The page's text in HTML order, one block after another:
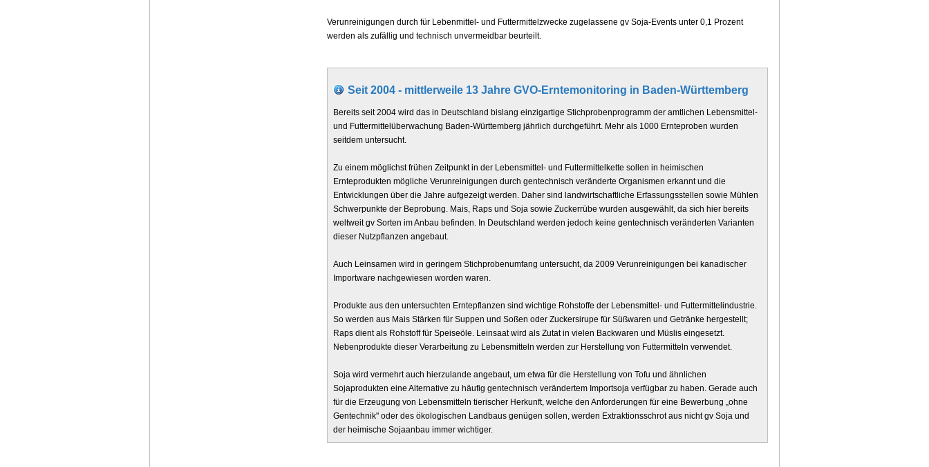
Verunreinigungen durch für Lebenmittel- und Futtermittelzwecke zugelassene gv Soja-Events unter 0,1 Prozent
werden als zufällig und technisch unvermeidbar beurteilt.
Seit 2004 - mittlerweile 13 Jahre GVO-Erntemonitoring in Baden-Württemberg
Bereits seit 2004 wird das in Deutschland bislang einzigartige Stichprobenprogramm der amtlichen Lebensmittel-
und Futtermittelüberwachung Baden-Württemberg jährlich durchgeführt. Mehr als 1000 Ernteproben wurden
seitdem untersucht.
Zu einem möglichst frühen Zeitpunkt in der Lebensmittel- und Futtermittelkette sollen in heimischen
Ernteprodukten mögliche Verunreinigungen durch gentechnisch veränderte Organismen erkannt und die
Entwicklungen über die Jahre aufgezeigt werden. Daher sind landwirtschaftliche Erfassungsstellen sowie Mühlen
Schwerpunkte der Beprobung. Mais, Raps und Soja sowie Zuckerrübe wurden ausgewählt, da sich hier bereits
weltweit gv Sorten im Anbau befinden. In Deutschland werden jedoch keine gentechnisch veränderten Varianten
dieser Nutzpflanzen angebaut.
Auch Leinsamen wird in geringem Stichprobenumfang untersucht, da 2009 Verunreinigungen bei kanadischer
Importware nachgewiesen worden waren.
Produkte aus den untersuchten Erntepflanzen sind wichtige Rohstoffe der Lebensmittel- und Futtermittelindustrie.
So werden aus Mais Stärken für Suppen und Soßen oder Zuckersirupe für Süßwaren und Getränke hergestellt;
Raps dient als Rohstoff für Speiseöle. Leinsaat wird als Zutat in vielen Backwaren und Müslis eingesetzt.
Nebenprodukte dieser Verarbeitung zu Lebensmitteln werden zur Herstellung von Futtermitteln verwendet.
Soja wird vermehrt auch hierzulande angebaut, um etwa für die Herstellung von Tofu und ähnlichen
Sojaprodukten eine Alternative zu häufig gentechnisch verändertem Importsoja verfügbar zu haben. Gerade auch
für die Erzeugung von Lebensmitteln tierischer Herkunft, welche den Anforderungen für eine Bewerbung „ohne
Gentechnik" oder des ökologischen Landbaus genügen sollen, werden Extraktionsschrot aus nicht gv Soja und
der heimische Sojaanbau immer wichtiger.